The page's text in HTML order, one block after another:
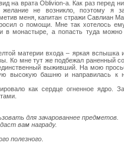
на врата Oblivion-а. Как раз перед
не возникло, поэтому я
меня, капитан стражи Савлиан
о помощи. Мне так хотелось
в монастыре, а попасть туда можно
материи входа – яркая вспышка
Ко мне тут же подбежал раненный
выживший. На мою
высокую башню и направилась к
как сердце огненное ядро.
для зачарованнее предметов.
вам награду.
полезного